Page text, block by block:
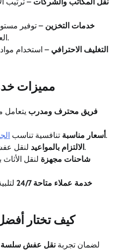
خدمات التخزين – توفير
العفش لفترات طويلة أو قصيرة.
التغليف الاحترافي – استخدام مواد
مميزات
فريق محترف ومدرب يتعامل
أسعار مناسبة تنافسية تناسب
دون المساس بالجودة.
الالتزام بالمواعيدلنقل عفشك في أسرع وقت ممكن.
شاحنات مجهزة لنقل
خدمة عملاء متاحة 24/7
كيف تختار
لضمان تجربة نقل عفش سلسة